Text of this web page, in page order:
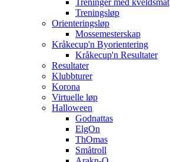
Treninger med kveldsmat
Treningsløp
Orienteringsløp
Mossemesterskap
Kråkecup'n Byorientering
Kråkecup'n Resultater
Resultater
Klubbturer
Korona
Virtuelle løp
Halloween
Godnattas
ElgOn
ThOmas
Småtroll